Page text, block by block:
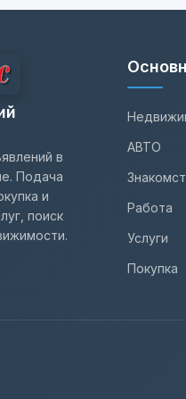
в
Подача
и
поиск
АВТО
Работа
Услуги
Покупка